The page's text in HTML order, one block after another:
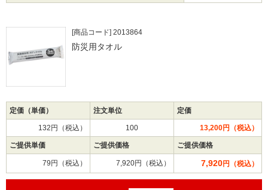
[商品コード] 2013864
防災用タオル
定価（単価） 注文単位 定価
132円（税込） 100 13,200円（税込）
ご提供単価 ご提供価格 ご提供価格
79円（税込） 7,920円（税込） 7,920円（税込）